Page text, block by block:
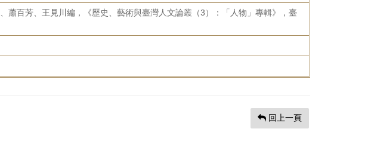
蕭百芳、王見川編，《歷史、藝術與臺灣人文論叢（3）：「人物」專輯》，臺
回上一頁